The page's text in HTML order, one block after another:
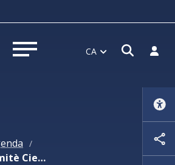
Obrir menú CA Obrir
/
28ª Reunió del Comitè Científic Assessor d'ALBA